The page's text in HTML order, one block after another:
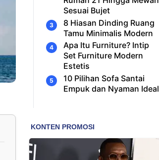
Sesuai Bujet
8 Hiasan Dinding Ruang
Tamu Minimalis Modern
Apa Itu Furniture? Intip
Set Furniture Modern
Estetis
10 Pilihan Sofa Santai
Empuk dan Nyaman Ideal